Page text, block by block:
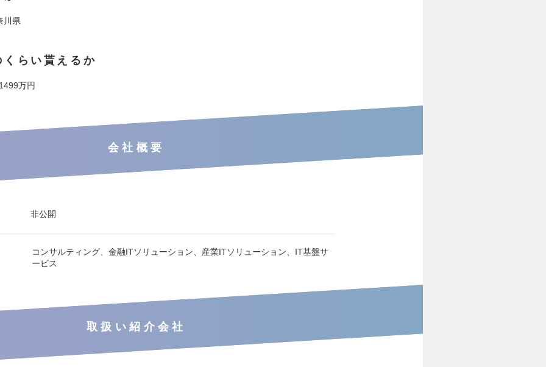
川県
くらい貰えるか
万円
会社概要
非公開
コンサルティング、金融ITソリューション、産業ITソリューション、IT基盤サ
ービス
取扱い紹介会社